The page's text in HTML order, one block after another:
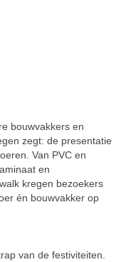
bouwvakkers en
zegt: de presentatie
Van PVC en
en
kregen bezoekers
én bouwvakker op
van de festiviteiten.